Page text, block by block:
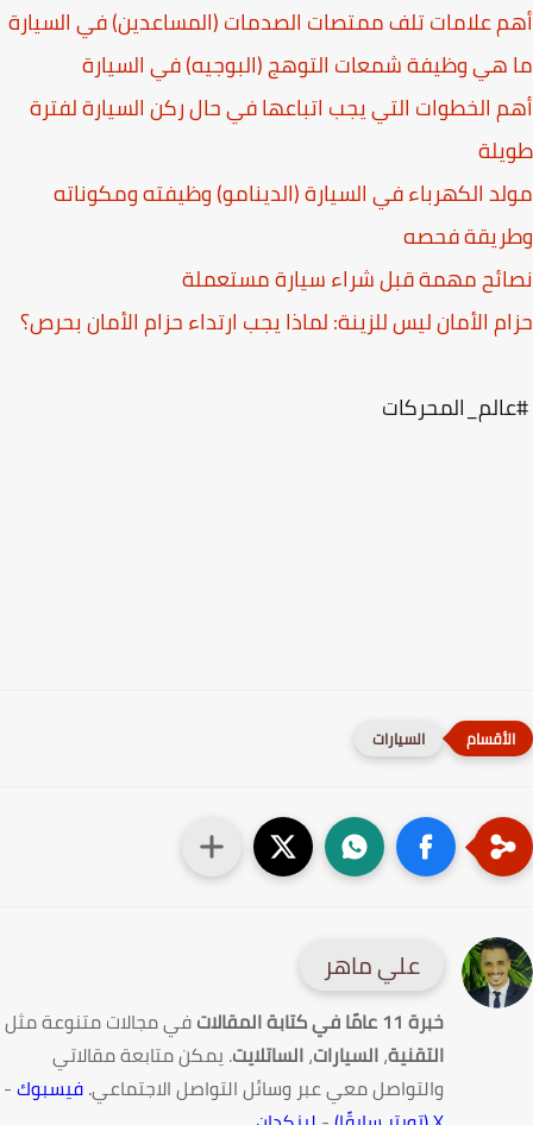
علامات تلف ممتصات الصدمات (المساعدين) في السيارة
وظيفة شمعات التوهج (البوجيه) في السيارة
الخطوات التي يجب اتباعها في حال ركن السيارة لفترة
الكهرباء في السيارة (الدينامو) وظيفته ومكوناته
فحصه
مهمة قبل شراء سيارة مستعملة
الأمان ليس للزينة: لماذا يجب ارتداء حزام الأمان بحرص؟
السيارات
علي ماهر
خبرة 11 عامًا في كتابة المقالات
في مجالات متنوعة مثل
التقنية،السيارات،الساتلايت. يمكن متابعة مقالاتي
والتواصل معي عبر وسائل التواصل الاجتماعي.فيسبوك-